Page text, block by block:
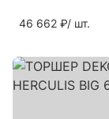
46 662 ₽/ шт.